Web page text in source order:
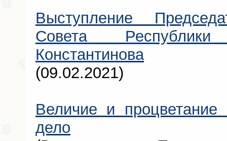
Выступление
Совета
Константинова
(09.02.2021)
Величие и
дело